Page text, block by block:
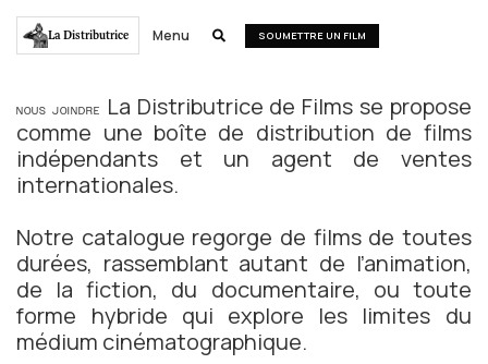
La Distributrice Menu  SOUMETTRE UN FILM
NOUS JOINDRE
La Distributrice de Films se propose
comme une boîte de distribution de films
indépendants et un agent de ventes
internationales.
Notre catalogue regorge de films de toutes
durées, rassemblant autant de l’animation,
de la fiction, du documentaire, ou toute
forme hybride qui explore les limites du
médium cinématographique.